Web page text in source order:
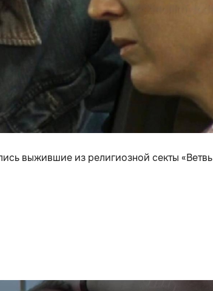
выжившие из религиозной секты «Ветвь